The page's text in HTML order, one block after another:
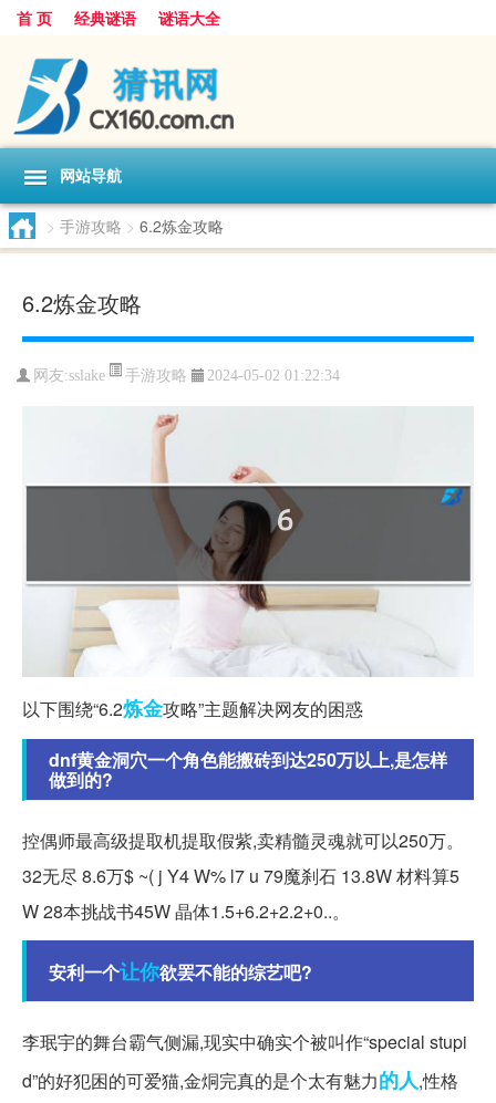
首 页 经典谜语 谜语大全
网站导航
> 手游攻略 > 6.2炼金攻略
6.2炼金攻略
网友:sslake 手游攻略 2024-05-02 01:22:34
以下围绕“6.2炼金攻略”主题解决网友的困惑
dnf黄金洞穴一个角色能搬砖到达250万以上,是怎样
做到的?
控偶师最高级提取机提取假紫,卖精髓灵魂就可以250万。
32无尽 8.6万$ ~( j Y4 W% l7 u 79魔刹石 13.8W 材料算5
W 28本挑战书45W 晶体1.5+6.2+2.2+0..。
安利一个让你欲罢不能的综艺吧?
李珉宇的舞台霸气侧漏,现实中确实个被叫作“special stupi
d”的好犯困的可爱猫,金烔完真的是个太有魅力的人,性格